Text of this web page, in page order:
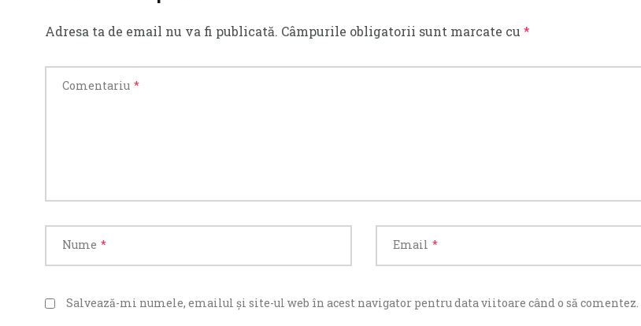
Adresa ta de email nu va fi publicată. Câmpurile obligatorii sunt marcate cu *
Comentariu *
Nume * Email *
Salvează-mi numele, emailul și site-ul web în acest navigator pentru data viitoare când o să comentez.